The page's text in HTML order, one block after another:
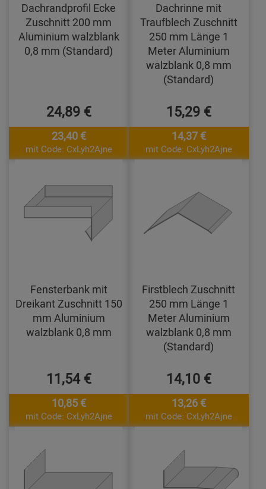
Dachrandprofil Ecke
Zuschnitt 200 mm
Aluminium walzblank
0,8 mm (Standard)
24,89 €
23,40 €
mit Code: CxLyh2Ajne
Dachrinne mit
Traufblech Zuschnitt
250 mm Länge 1
Meter Aluminium
walzblank 0,8 mm
(Standard)
15,29 €
14,37 €
mit Code: CxLyh2Ajne
Fensterbank mit
Dreikant Zuschnitt 150
mm Aluminium
walzblank 0,8 mm
11,54 €
10,85 €
mit Code: CxLyh2Ajne
Firstblech Zuschnitt
250 mm Länge 1
Meter Aluminium
walzblank 0,8 mm
(Standard)
14,10 €
13,26 €
mit Code: CxLyh2Ajne